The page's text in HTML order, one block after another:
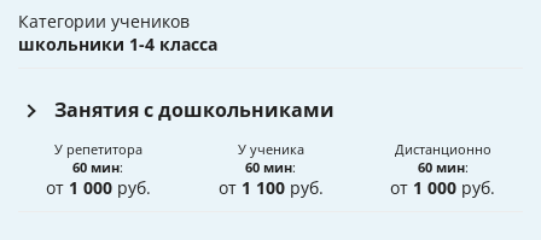
Категории учеников
школьники 1-4 класса
Занятия с дошкольниками
У репетитора
60 мин:
от 1 000руб.
У ученика
60 мин:
от 1 100руб.
Дистанционно
60 мин:
от 1 000 руб.